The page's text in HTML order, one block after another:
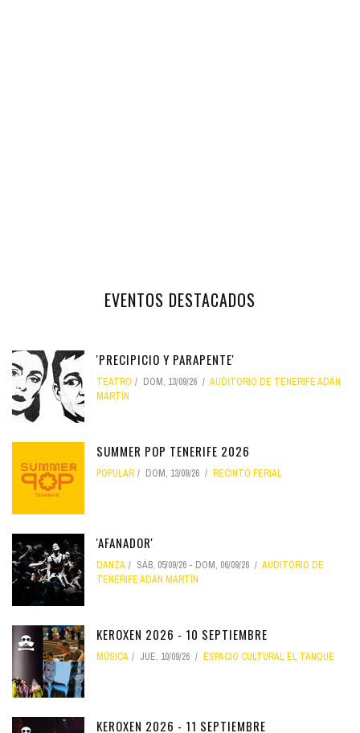
EVENTOS DESTACADOS
'PRECIPICIO Y PARAPENTE'
TEATRO DOM, 13/09/26
AUDITORIO DE TENERIFE ADÁN
MARTÍN
SUMMER POP TENERIFE 2026
POPULAR DOM, 13/09/26 RECINTO FERIAL
'AFANADOR'
DANZA SÁB, 05/09/26 - DOM, 06/09/26
AUDITORIO DE
TENERIFE ADÁN MARTÍN
KEROXEN 2026 - 10 SEPTIEMBRE
MÚSICA JUE, 10/09/26 ESPACIO CULTURAL EL TANQUE
KEROXEN 2026 - 11 SEPTIEMBRE